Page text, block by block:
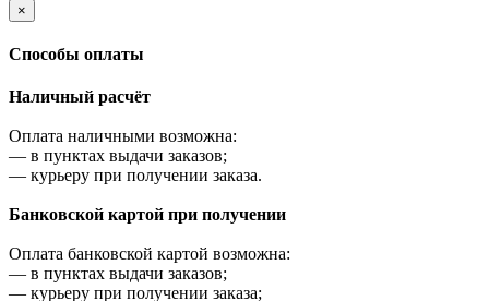
×
Cпособы оплаты
Наличный расчёт
Оплата наличными возможна:
— в пунктах выдачи заказов;
— курьеру при получении заказа.
Банковской картой при получении
Оплата банковской картой возможна:
— в пунктах выдачи заказов;
— курьеру при получении заказа;